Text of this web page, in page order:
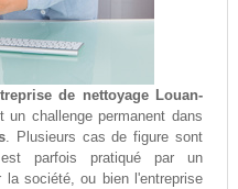
de nettoyage Louan-
challenge permanent dans
. Plusieurs cas de figure sont
parfois pratiqué par un
société, ou bien l'entreprise